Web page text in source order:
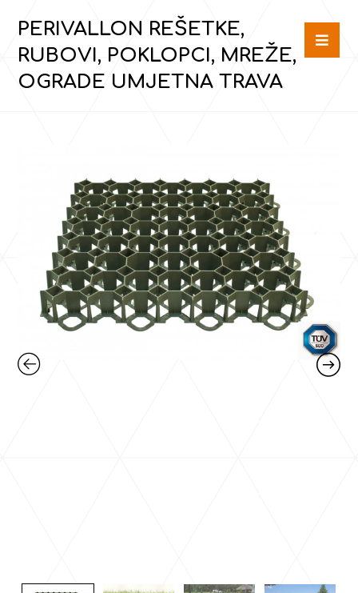
PERIVALLON REŠETKE,
RUBOVI, POKLOPCI, MREŽE,
OGRADE UMJETNA TRAVA